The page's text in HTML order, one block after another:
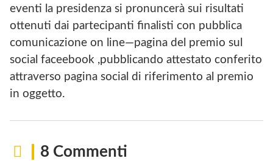
eventi la presidenza si pronuncerà sui risultati
ottenuti dai partecipanti finalisti con pubblica
comunicazione on line—pagina del premio sul
social faceebook ,pubblicando attestato conferito
attraverso pagina social di riferimento al premio
in oggetto.
8 Commenti